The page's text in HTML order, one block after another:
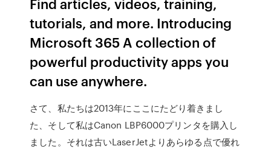
tutorials, and more. Introducing
Microsoft 365 A collection of
powerful productivity apps you
can use anywhere.
さて、私たちは2013年にここにたどり着きまし
た、そして私はCanon LBP6000プリンタを購入し
ました。それは古いLaserJetよりあらゆる点で優れ